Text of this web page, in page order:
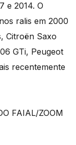
e 2014. O
ralis em 2000
Citroën Saxo
GTi, Peugeot
recentemente
FAIAL/ZOOM